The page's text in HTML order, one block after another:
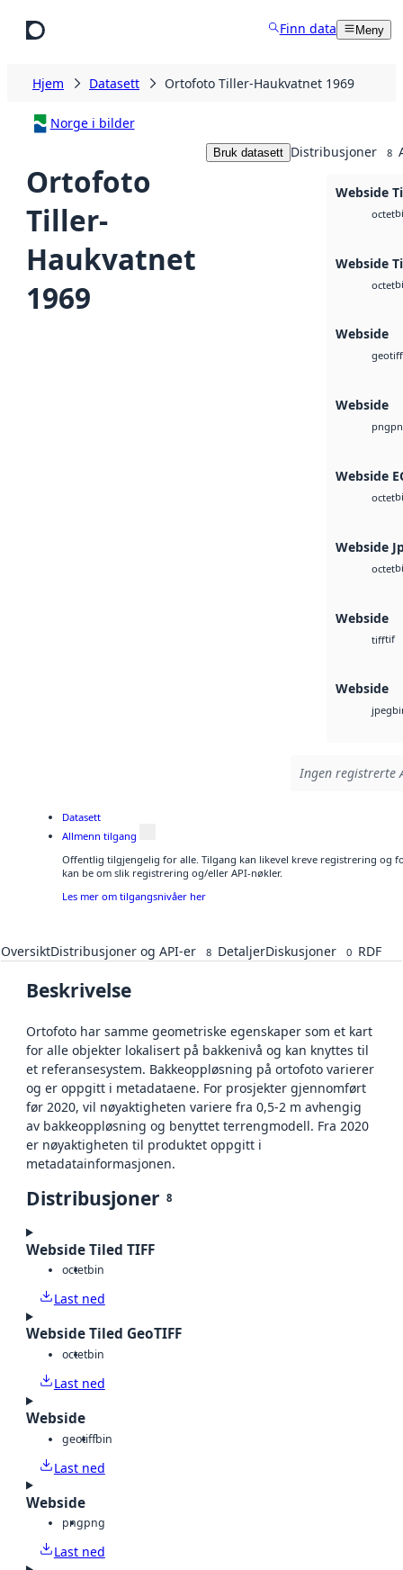
Finn data Meny
Hjem Datasett Ortofoto Tiller-Haukvatnet 1969
Norge i bilder
Ortofoto
Tiller-
Haukvatnet
1969
Bruk datasett Distribusjoner 8
Webside
octet
Webside
octet
Webside
geotiff
Webside
png
Webside
octet
Webside
octet
Webside
tifftif
Webside
jpeg
Ingen registrerte
Datasett
Allmenn tilgang
Offentlig tilgjengelig for alle. Tilgang kan likevel kreve registrering og
kan be om slik registrering og/eller API-nøkler.
Les mer om tilgangsnivåer her
OversiktDistribusjoner og API-er 8 DetaljerDiskusjoner 0 RDF
Beskrivelse
Ortofoto har samme geometriske egenskaper som et kart
for alle objekter lokalisert på bakkenivå og kan knyttes til
et referansesystem. Bakkeoppløsning på ortofoto varierer
og er oppgitt i metadataene. For prosjekter gjennomført
før 2020, vil nøyaktigheten variere fra 0,5-2 m avhengig
av bakkeoppløsning og benyttet terrengmodell. Fra 2020
er nøyaktigheten til produktet oppgitt i
metadatainformasjonen.
Distribusjoner 8
Webside Tiled TIFF
octetbin
Last ned
Webside Tiled GeoTIFF
octetbin
Last ned
Webside
geotiffbin
Last ned
Webside
pngpng
Last ned